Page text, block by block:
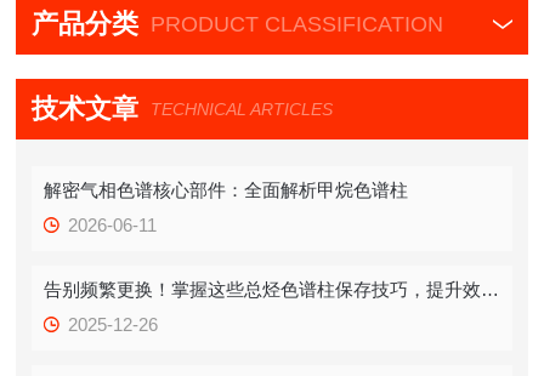
产品分类 PRODUCT CLASSIFICATION
技术文章 TECHNICAL ARTICLES
解密气相色谱核心部件：全面解析甲烷色谱柱
2026-06-11
告别频繁更换！掌握这些总烃色谱柱保存技巧，提升效率！
2025-12-26